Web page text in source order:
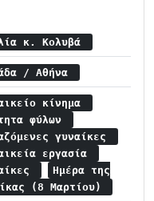
κ. Κολυβά
/ Αθήνα
κίνημα
φύλων
γυναίκες
εργασία
Ημέρα της
(8 Μαρτίου)